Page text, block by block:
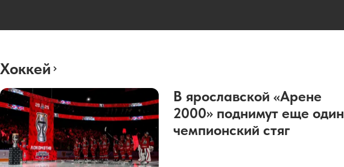
Хоккей
В ярославской «Арене
2000» поднимут еще один
чемпионский стяг